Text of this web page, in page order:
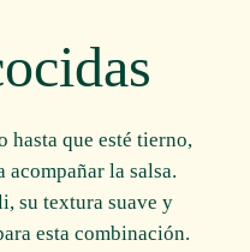
hasta que esté tierno,
acompañar la salsa.
su textura suave y
esta combinación.